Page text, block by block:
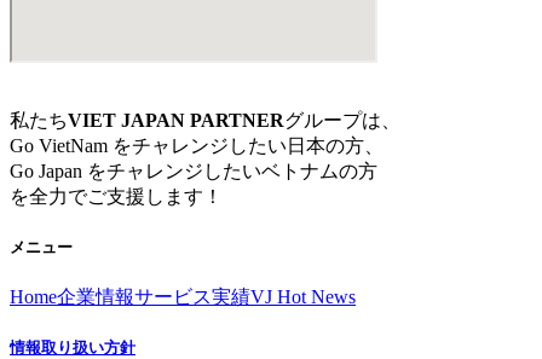
私たちVIET JAPAN PARTNERグループは、
Go VietNam をチャレンジしたい日本の方、
Go Japan をチャレンジしたいベトナムの方
を全力でご支援します！
メニュー
Home企業情報サービス実績VJ Hot News
情報取り扱い方針